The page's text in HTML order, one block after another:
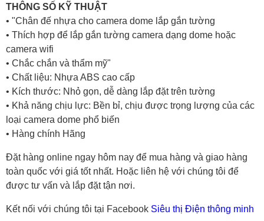
THÔNG SỐ KỸ THUẬT
• "Chân đế nhựa cho camera dome lắp gắn tường
• Thích hợp để lắp gắn tường camera dạng dome hoặc
camera wifi
• Chắc chắn và thẩm mỹ"
• Chất liệu: Nhựa ABS cao cấp
• Kích thước: Nhỏ gọn, dễ dàng lắp đặt trên tường
• Khả năng chịu lực: Bền bỉ, chịu được trọng lượng của các
loại camera dome phổ biến
• Hàng chính Hãng
Đặt hàng online ngay hôm nay để mua hàng và giao hàng
toàn quốc với giá tốt nhất. Hoặc liên hệ với chúng tôi để
được tư vấn và lắp đặt tận nơi.
Kết nối với chúng tôi tại Facebook Siêu thị Điện thông minh